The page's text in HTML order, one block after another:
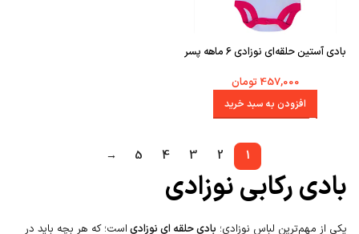
بادی آستین حلقه‌ای نوزادی 6 ماهه پسر
457,000 تومان
افزودن به سبد خرید
1
2
3
4
5
→
بادی رکابی نوزادی
یکی از مهم‌ترین لباس نوزادی؛ بادی حلقه ای نوزادی است؛ که هر بچه باید در